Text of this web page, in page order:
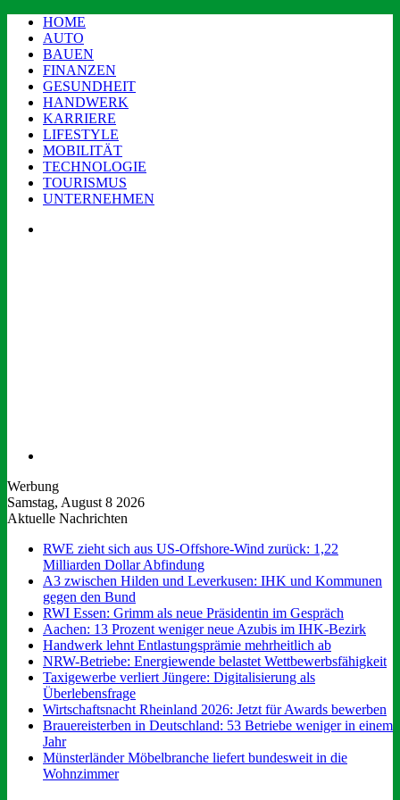
HOME
AUTO
BAUEN
FINANZEN
GESUNDHEIT
HANDWERK
KARRIERE
LIFESTYLE
MOBILITÄT
TECHNOLOGIE
TOURISMUS
UNTERNEHMEN
Werbung
Samstag, August 8 2026
Aktuelle Nachrichten
RWE zieht sich aus US-Offshore-Wind zurück: 1,22
Milliarden Dollar Abfindung
A3 zwischen Hilden und Leverkusen: IHK und Kommunen
gegen den Bund
RWI Essen: Grimm als neue Präsidentin im Gespräch
Aachen: 13 Prozent weniger neue Azubis im IHK-Bezirk
Handwerk lehnt Entlastungsprämie mehrheitlich ab
NRW-Betriebe: Energiewende belastet Wettbewerbsfähigkeit
Taxigewerbe verliert Jüngere: Digitalisierung als
Überlebensfrage
Wirtschaftsnacht Rheinland 2026: Jetzt für Awards bewerben
Brauereisterben in Deutschland: 53 Betriebe weniger in einem
Jahr
Münsterländer Möbelbranche liefert bundesweit in die
Wohnzimmer